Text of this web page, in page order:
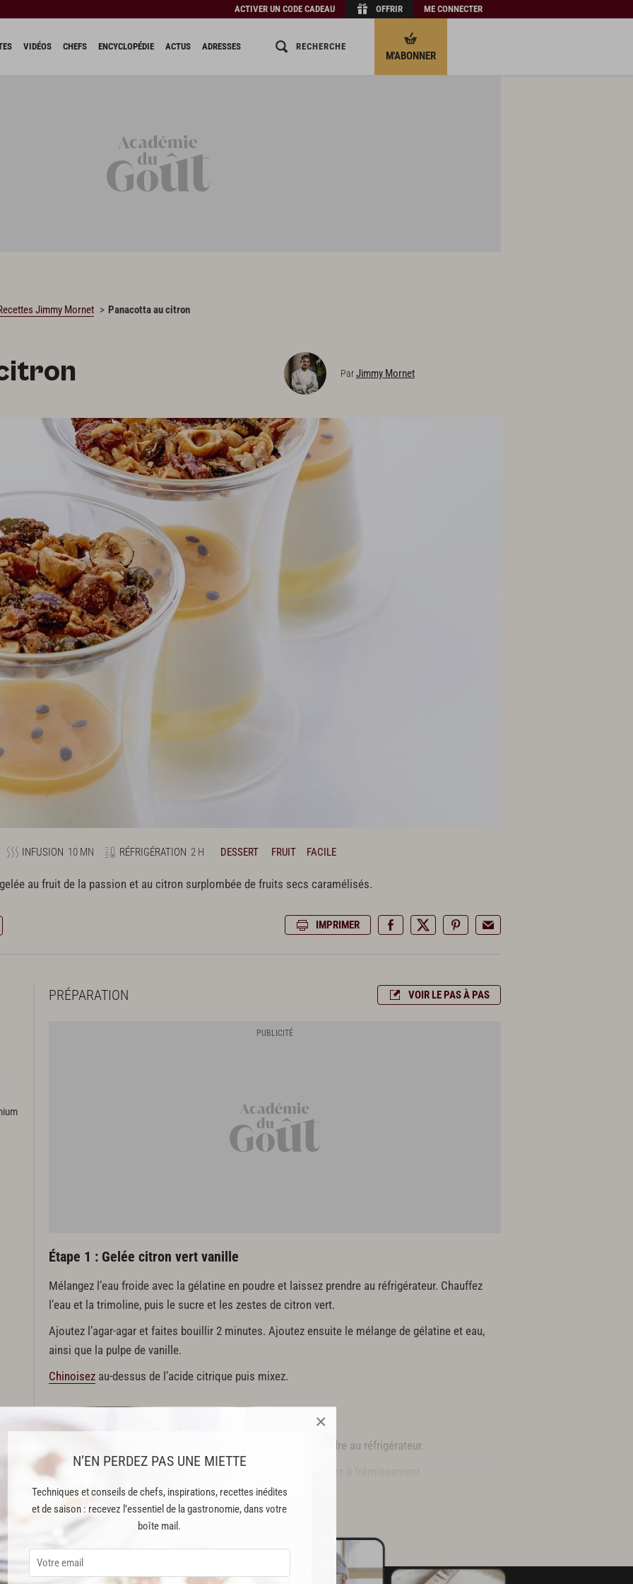
N’EN PERDEZ PAS UNE MIETTE
Techniques et conseils de chefs, inspirations, recettes inédites
et de saison : recevez l’essentiel de la gastronomie, dans votre
boîte mail.
×
ACTIVER UN CODE CADEAU OFFRIR ME CONNECTER
VIDÉOS CHEFS ENCYCLOPÉDIE ACTUS ADRESSES RECHERCHE
M'ABONNER
Jimmy Mornet Panacotta au citron
ParJimmy Mornet
INFUSION 10 MN RÉFRIGÉRATION 2 H DESSERT FRUIT FACILE
au fruit de la passion et au citron surplombée de fruits secs caramélisés.
IMPRIMER
PRÉPARATION VOIR LE PAS À PAS
Étape 1 : Gelée citron vert vanille
Mélangez l’eau froide avec la gélatine en poudre et laissez prendre au réfrigérateur. Chauffez
l’eau et la trimoline, puis le sucre et les zestes de citron vert.
Ajoutez l’agar-agar et faites bouillir 2 minutes. Ajoutez ensuite le mélange de gélatine et eau,
ainsi que la pulpe de vanille.
Chinoisezau-dessus de l’acide citrique puis mixez.
Étape 2 : Gelée passion yuzu
Mélangez l’eau froide avec la gélatine poudre et laissez prendre au réfrigérateur.
Ajoutez ensuite le mélange de gélatine et mixez le tout.
Cette recette est réservée aux abonnés Premium